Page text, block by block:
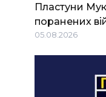
Пластуни
поранених
05.08.2026